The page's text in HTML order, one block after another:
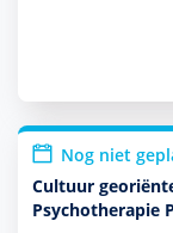
Nog niet
Cultuur
Psychotherapie